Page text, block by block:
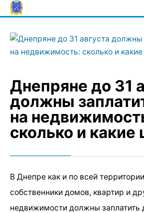
Skip
to
Днепряне до 31
должны
на
сколько и
В Днепре как и по всей
собственники домов, квартир и
недвижимости должны заплатить